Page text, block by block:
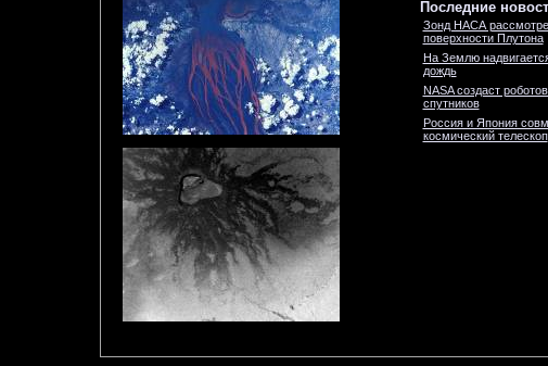
Последние
Зонд НАСА
поверхности Плутона
На Землю
дождь
NASA создаст
спутников
Россия и Япония
космический телескоп